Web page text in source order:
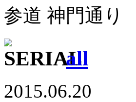
参道 神門通り
/all
2015.06.20